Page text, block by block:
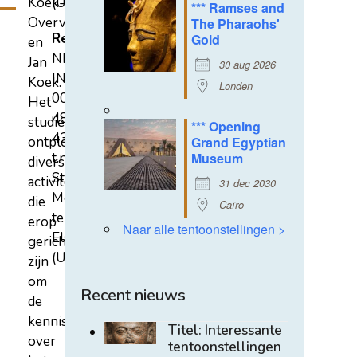
*** Ramses and
The Pharaohs'
Gold
30 aug 2026
Londen
*** Opening
Grand Egyptian
Museum
31 dec 2030
Caïro
Naar alle tentoonstellingen >
Recent nieuws
Titel: Interessante
tentoonstellingen
Overvest
en
Jan
Koek.
Het
studiecentrum
ontplooit
diverse
activiteiten
die
erop
gericht
zijn
om
de
kennis
over
Rekeningnummer
NL31
INGB
0007
4852
43
t.n.v.
Stichting
Mehen
te
Elst
(U)